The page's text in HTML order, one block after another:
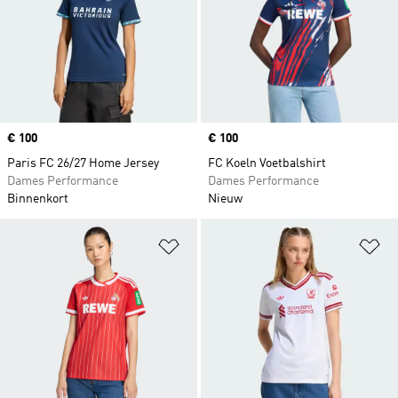
Price
€ 100
Paris FC 26/27 Home Jersey
Dames Performance
Binnenkort
Price
€ 100
FC Koeln Voetbalshirt
Dames Performance
Nieuw
Op verlanglijst zetten